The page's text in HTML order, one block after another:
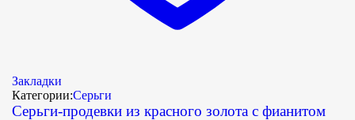
Закладки
Категории:Серьги
Серьги-продевки из красного золота с фианитом